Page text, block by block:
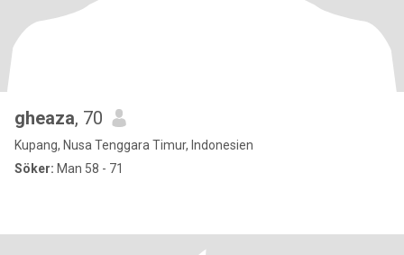
gheaza, 70
Kupang, Nusa Tenggara Timur, Indonesien
Söker: Man 58 - 71